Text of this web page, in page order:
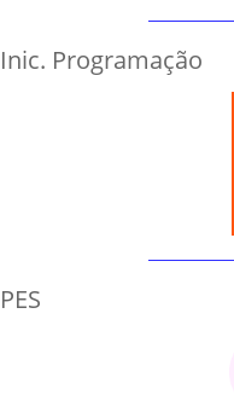
Inic. Programação
PES